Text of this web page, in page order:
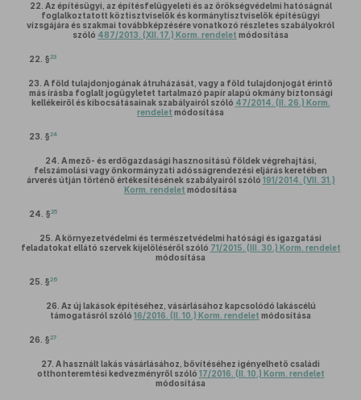
22. Az építésügyi, az építésfelügyeleti és az örökségvédelmi hatóságnál
foglalkoztatott köztisztviselők és kormánytisztviselők építésügyi
vizsgájára és szakmai továbbképzésére vonatkozó részletes szabályokról
szóló 487/2013. (XII. 17.) Korm. rendelet módosítása
22. §23
23. A föld tulajdonjogának átruházását, vagy a föld tulajdonjogát érintő
más írásba foglalt jogügyletet tartalmazó papír alapú okmány biztonsági
kellékeiről és kibocsátásainak szabályairól szóló 47/2014. (II. 26.) Korm.
rendelet módosítása
23. §24
24. A mező- és erdőgazdasági hasznosítású földek végrehajtási,
felszámolási vagy önkormányzati adósságrendezési eljárás keretében
árverés útján történő értékesítésének szabályairól szóló 191/2014. (VII. 31.)
Korm. rendelet módosítása
24. §25
25. A környezetvédelmi és természetvédelmi hatósági és igazgatási
feladatokat ellátó szervek kijelöléséről szóló 71/2015. (III. 30.) Korm. rendelet
módosítása
25. §26
26. Az új lakások építéséhez, vásárlásához kapcsolódó lakáscélú
támogatásról szóló 16/2016. (II. 10.) Korm. rendelet módosítása
26. §27
27. A használt lakás vásárlásához, bővítéséhez igényelhető családi
otthonteremtési kedvezményről szóló 17/2016. (II. 10.) Korm. rendelet
módosítása